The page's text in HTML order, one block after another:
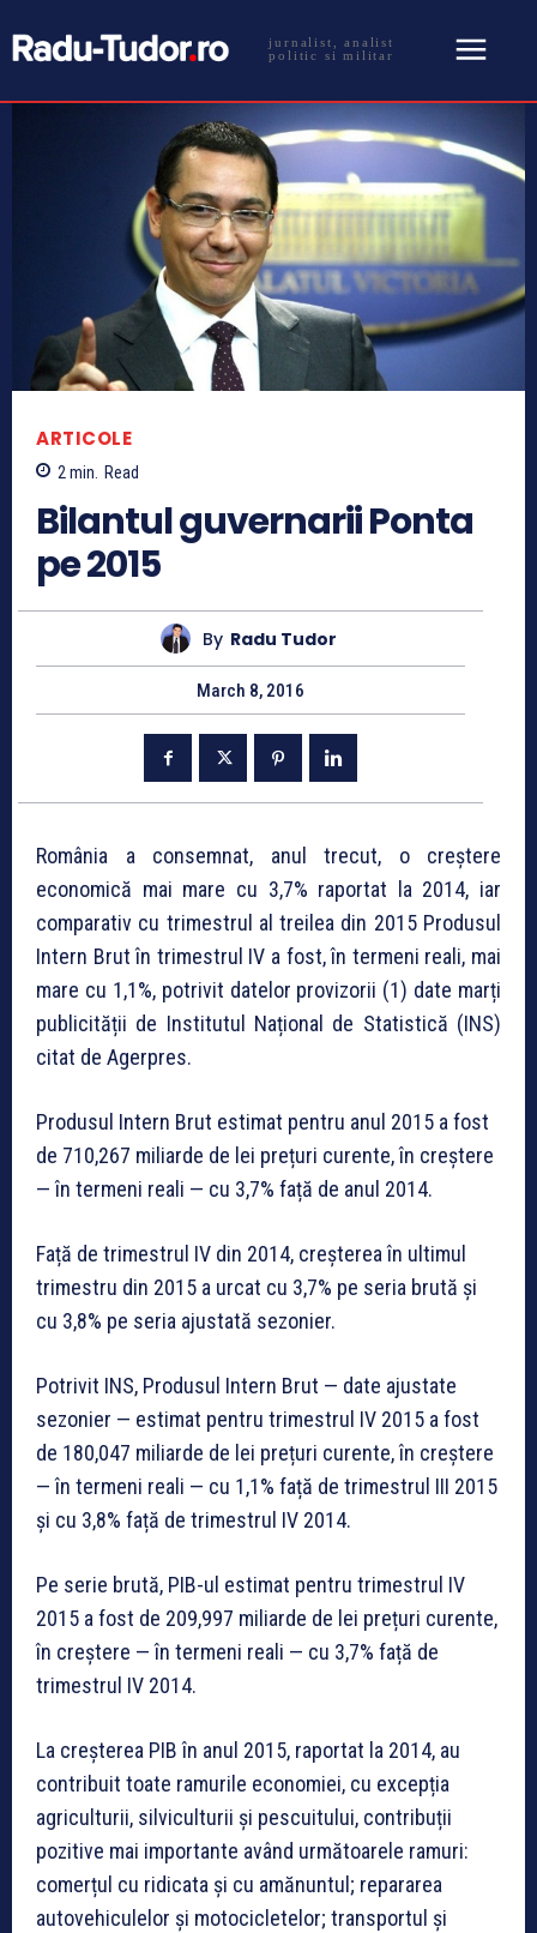
jurnalist, analist
politic si militar
ARTICOLE
2min. Read
Bilantul guvernarii Ponta
pe 2015
By Radu Tudor
March 8, 2016
România a consemnat, anul trecut, o creștere
economică mai mare cu 3,7% raportat la 2014, iar
comparativ cu trimestrul al treilea din 2015 Produsul
Intern Brut în trimestrul IV a fost, în termeni reali, mai
mare cu 1,1%, potrivit datelor provizorii (1) date marți
publicității de Institutul Național de Statistică (INS)
citat de Agerpres.
Produsul Intern Brut estimat pentru anul 2015 a fost
de 710,267 miliarde de lei prețuri curente, în creștere
— în termeni reali — cu 3,7% față de anul 2014.
Față de trimestrul IV din 2014, creșterea în ultimul
trimestru din 2015 a urcat cu 3,7% pe seria brută și
cu 3,8% pe seria ajustată sezonier.
Potrivit INS, Produsul Intern Brut — date ajustate
sezonier — estimat pentru trimestrul IV 2015 a fost
de 180,047 miliarde de lei prețuri curente, în creștere
— în termeni reali — cu 1,1% față de trimestrul III 2015
și cu 3,8% față de trimestrul IV 2014.
Pe serie brută, PIB-ul estimat pentru trimestrul IV
2015 a fost de 209,997 miliarde de lei prețuri curente,
în creștere — în termeni reali — cu 3,7% față de
trimestrul IV 2014.
La creșterea PIB în anul 2015, raportat la 2014, au
contribuit toate ramurile economiei, cu excepția
agriculturii, silviculturii și pescuitului, contribuții
pozitive mai importante având următoarele ramuri:
comerțul cu ridicata și cu amănuntul; repararea
autovehiculelor și motocicletelor; transportul și